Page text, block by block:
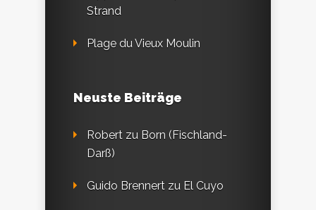
Strand
Plage du Vieux Moulin
Neuste Beiträge
Robert zu Born (Fischland-
Darß)
Guido Brennert zu El Cuyo